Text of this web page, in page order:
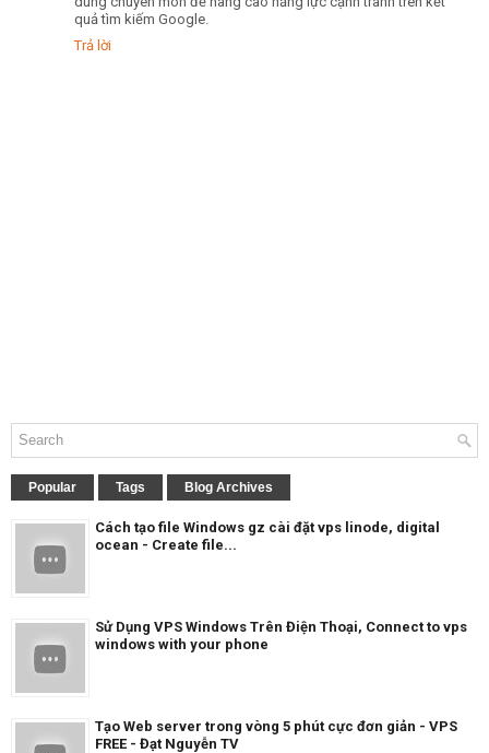
quả tìm kiếm Google.
Trả lời
Popular Tags Blog Archives
Cách tạo file Windows gz cài đặt vps linode, digital
ocean - Create file...
Sử Dụng VPS Windows Trên Điện Thoại, Connect to vps
windows with your phone
Tạo Web server trong vòng 5 phút cực đơn giản - VPS
FREE - Đạt Nguyễn TV